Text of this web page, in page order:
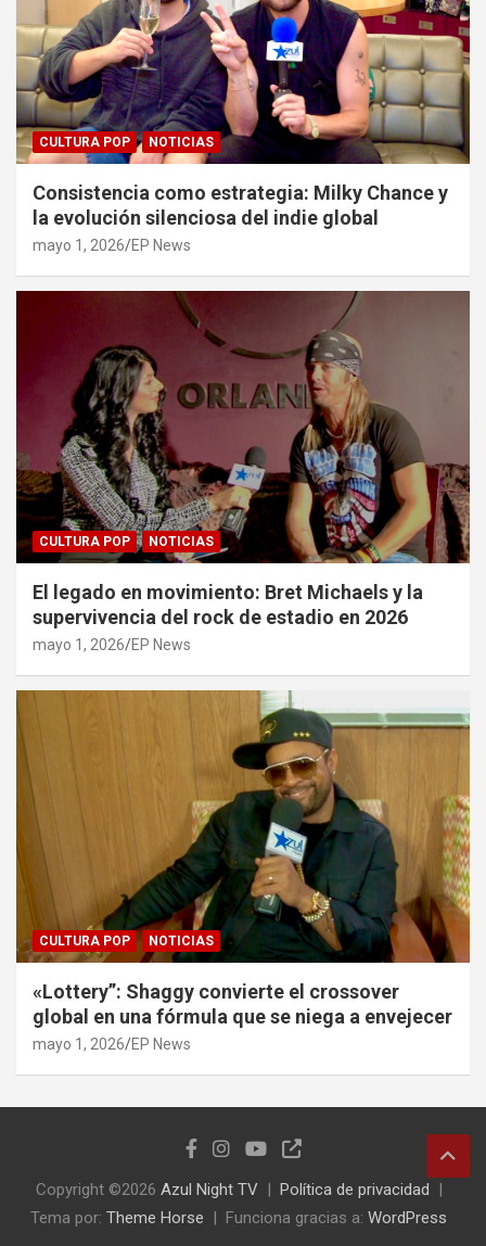
CULTURA POP NOTICIAS
Consistencia como estrategia: Milky Chance y
la evolución silenciosa del indie global
mayo 1, 2026 EP News
CULTURA POP NOTICIAS
El legado en movimiento: Bret Michaels y la
supervivencia del rock de estadio en 2026
mayo 1, 2026 EP News
CULTURA POP NOTICIAS
«Lottery”: Shaggy convierte el crossover
global en una fórmula que se niega a envejecer
mayo 1, 2026 EP News
Copyright ©2026 Azul Night TV
Política de privacidad
Tema por: Theme Horse Funciona gracias a: WordPress